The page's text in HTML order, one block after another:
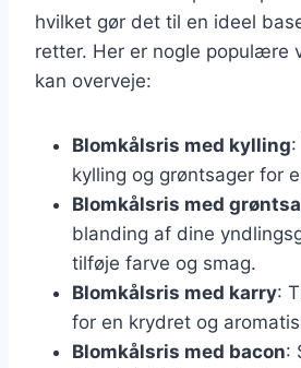
hvilket gør det til en ideel
retter. Her er nogle populære
kan overveje:
Blomkålsris med kylling
kylling og grøntsager for
Blomkålsris med
blanding af dine
tilføje farve og smag.
Blomkålsris med karry:
for en krydret og
Blomkålsris med bacon: